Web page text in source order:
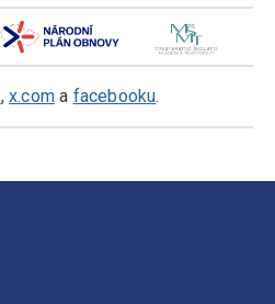
,x.com a facebooku.